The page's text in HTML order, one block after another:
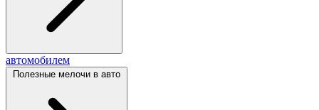
автомобилем
Полезные мелочи в авто